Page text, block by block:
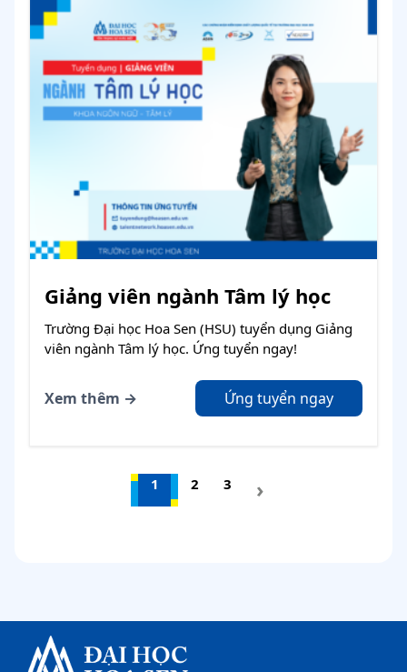
Giảng viên ngành Tâm lý học
Trường Đại học Hoa Sen (HSU) tuyển dụng Giảng
viên ngành Tâm lý học. Ứng tuyển ngay!
Xem thêm → Ứng tuyển ngay
1 2 3 ›